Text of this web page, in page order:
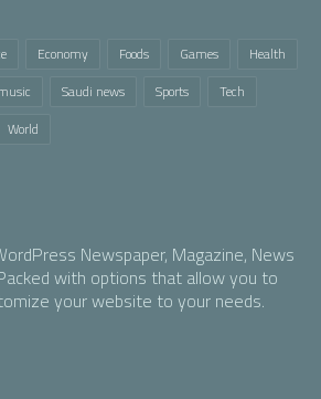
Economy Foods Games
Health
Saudi news Sports
Tech
World
Newspaper, Magazine, News
with options that allow you to
your website to your needs.